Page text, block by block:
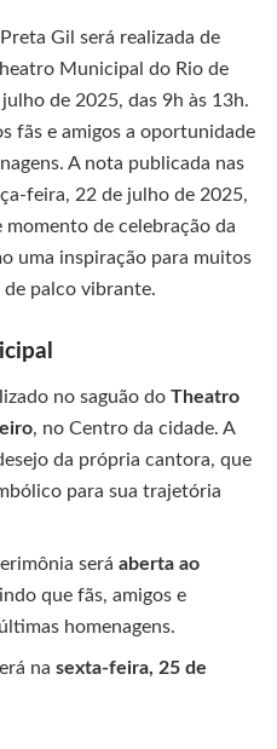
Gil será realizada de
Municipal do Rio de
de 2025, das 9h às 13h.
fãs e amigos a oportunidade
A nota publicada nas
feira, 22 de julho de 2025,
de celebração da
uma inspiração para muitos
de palco vibrante.
no saguão doTheatro
, no Centro da cidade. A
da própria cantora, que
para sua trajetória
seráaberta ao
que fãs, amigos e
homenagens.
nasexta-feira, 25 de